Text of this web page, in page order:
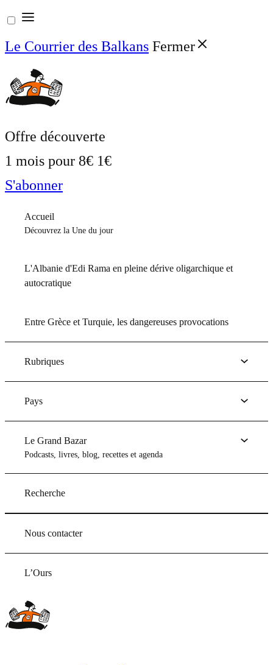
Aller
au
contenu
Le Courrier des Balkans Fermer
Offre découverte
1 mois pour 8€ 1€
S'abonner
Accueil
Découvrez la Une du jour
L'Albanie d'Edi Rama en pleine dérive oligarchique et
autocratique
Entre Grèce et Turquie, les dangereuses provocations
Rubriques
Pays
Le Grand Bazar
Podcasts, livres, blog, recettes et agenda
Recherche
Nous contacter
L’Ours